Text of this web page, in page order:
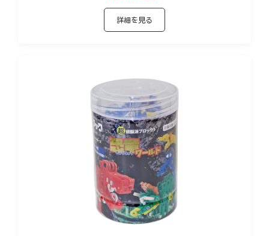
詳細を見る